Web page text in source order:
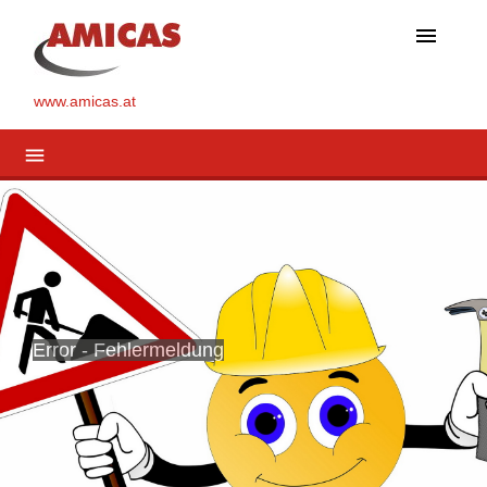
menu
www.amicas.at
menu
Error - Fehlermeldung